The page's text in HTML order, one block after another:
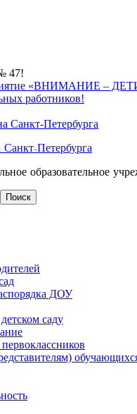
47!
«ВНИМАНИЕ –
работников!
Петербурга
образовательное
ДОУ
саду